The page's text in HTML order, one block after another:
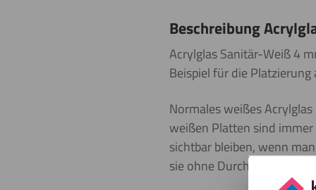
Beschreibung
Acrylglas Sanitär-Weiß 4
Beispiel für die
Normales weißes
weißen Platten sind
sichtbar bleiben, wenn
sie ohne Durchsicht an